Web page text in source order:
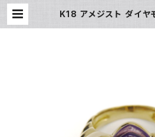
K18 アメジスト ダイヤ